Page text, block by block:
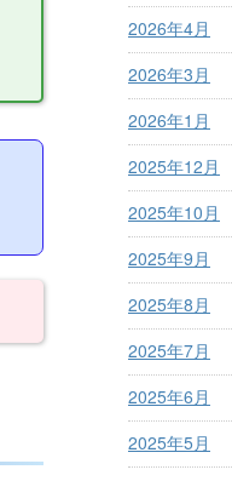
2026年4月
2026年3月
2026年1月
2025年12月
2025年10月
2025年9月
2025年8月
2025年7月
2025年6月
2025年5月